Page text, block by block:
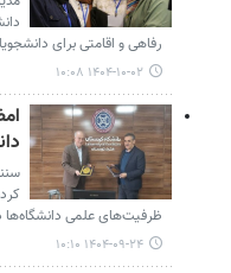
رفاهی و اقامتی برای
۱۴۰۴-۱۰-۰۲ ۱۰:۰۸
ظرفیت‌های علمی
۱۴۰۴-۰۹-۲۴ ۱۰:۱۰